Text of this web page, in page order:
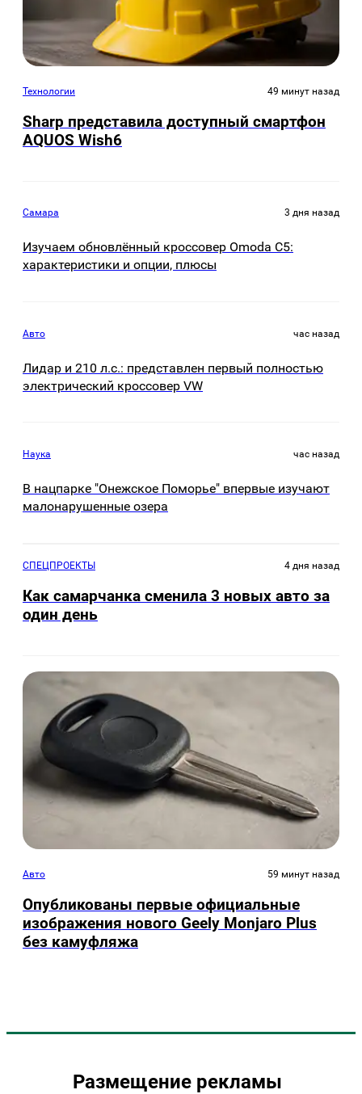
Технологии 49 минут назад
Sharp представила доступный смартфон
AQUOS Wish6
Самара 3 дня назад
Изучаем обновлённый кроссовер Omoda C5:
характеристики и опции, плюсы
Авто час назад
Лидар и 210 л.с.: представлен первый полностью
электрический кроссовер VW
Наука час назад
В нацпарке "Онежское Поморье" впервые изучают
малонарушенные озера
СПЕЦПРОЕКТЫ 4 дня назад
Как самарчанка сменила 3 новых авто за
один день
Авто 59 минут назад
Опубликованы первые официальные
изображения нового Geely Monjaro Plus
без камуфляжа
Размещение рекламы